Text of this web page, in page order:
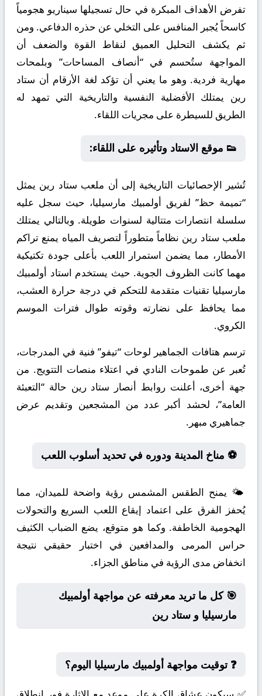
تفرض الأهداف المبكرة في حال تسجيلها سيناريو هجومياً
كاسحاً يُجبر المنافس على التخلي عن حذره الدفاعي. ومن
ثم يكشف التحليل العميق لنقاط القوة والضعف أن
المواجهة ستُحسم في “أنصاف المساحات” وبلمحات
مهارية فردية. وهو ما يعني أن تؤكد لغة الأرقام أن ستاد
رين يمتلك الأفضلية النفسية والتاريخية التي تمهد له
الطريق للسيطرة على مجريات اللقاء.
👟 موقع الاستاد وتأثيره على اللقاء:
تُشير الإحصائيات التاريخية إلى أن ملعب ستاد رين يمثل
“تميمة حظ” لفريق أولمبيك مارسيليا، حيث سجل عليه
سلسلة انتصارات متتالية لسنوات طويلة. وبالتالي يمتلك
ملعب ستاد رين نظاماً متطوراً لتصريف المياه يمنع تراكم
الأمطار، مما يضمن استمرار اللعب بأعلى جودة تكتيكية
مهما كانت الظروف الجوية. حيث يستخدم استاد أولمبيك
مارسيليا تقنيات متقدمة للتحكم في درجة حرارة العشب،
مما يحافظ على نضارته وقوته طوال فترات الموسم
الكروي.
ترسم هتافات الجماهير لوحات “تيفو” فنية في المدرجات،
تُعبر عن طموحات النادي في اعتلاء منصات التتويج. من
جهة أخرى، أعلنت روابط أنصار ستاد رين حالة “التعبئة
العامة”، لحشد أكبر عدد من المشجعين وتقديم عرض
جماهيري مبهر.
⚽ مناخ المدينة ودوره في تحديد أسلوب اللعب
🌤️ يمنح الطقس المشمس رؤية واضحة للميدان، مما
يُحفز الفرق على اعتماد إيقاع اللعب السريع والتحولات
الهجومية الخاطفة. وكما هو متوقع، يضع الضباب الكثيف
حراس المرمى والمدافعين في اختبار حقيقي نتيجة
انخفاض مدى الرؤية في مناطق الجزاء.
🎯 كل ما تريد معرفته عن مواجهة أولمبيك
مارسيليا و ستاد رين
❓ توقيت مواجهة أولمبيك مارسيليا اليوم؟